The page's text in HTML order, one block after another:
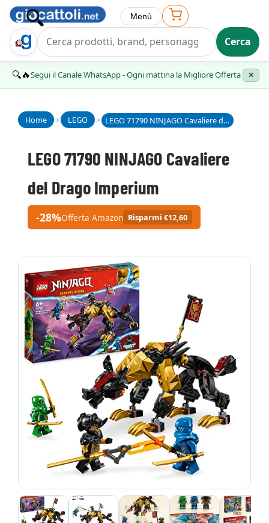
Trova Regalo Cerca
Menù
🔍🔥Segui il Canale WhatsApp - Ogni mattina la Migliore Offerta ✕
Home > LEGO > LEGO 71790 NINJAGO Cavaliere del Drago Imperium
LEGO 71790 NINJAGO Cavaliere
del Drago Imperium
-28%Offerta Amazon Risparmi €12,60